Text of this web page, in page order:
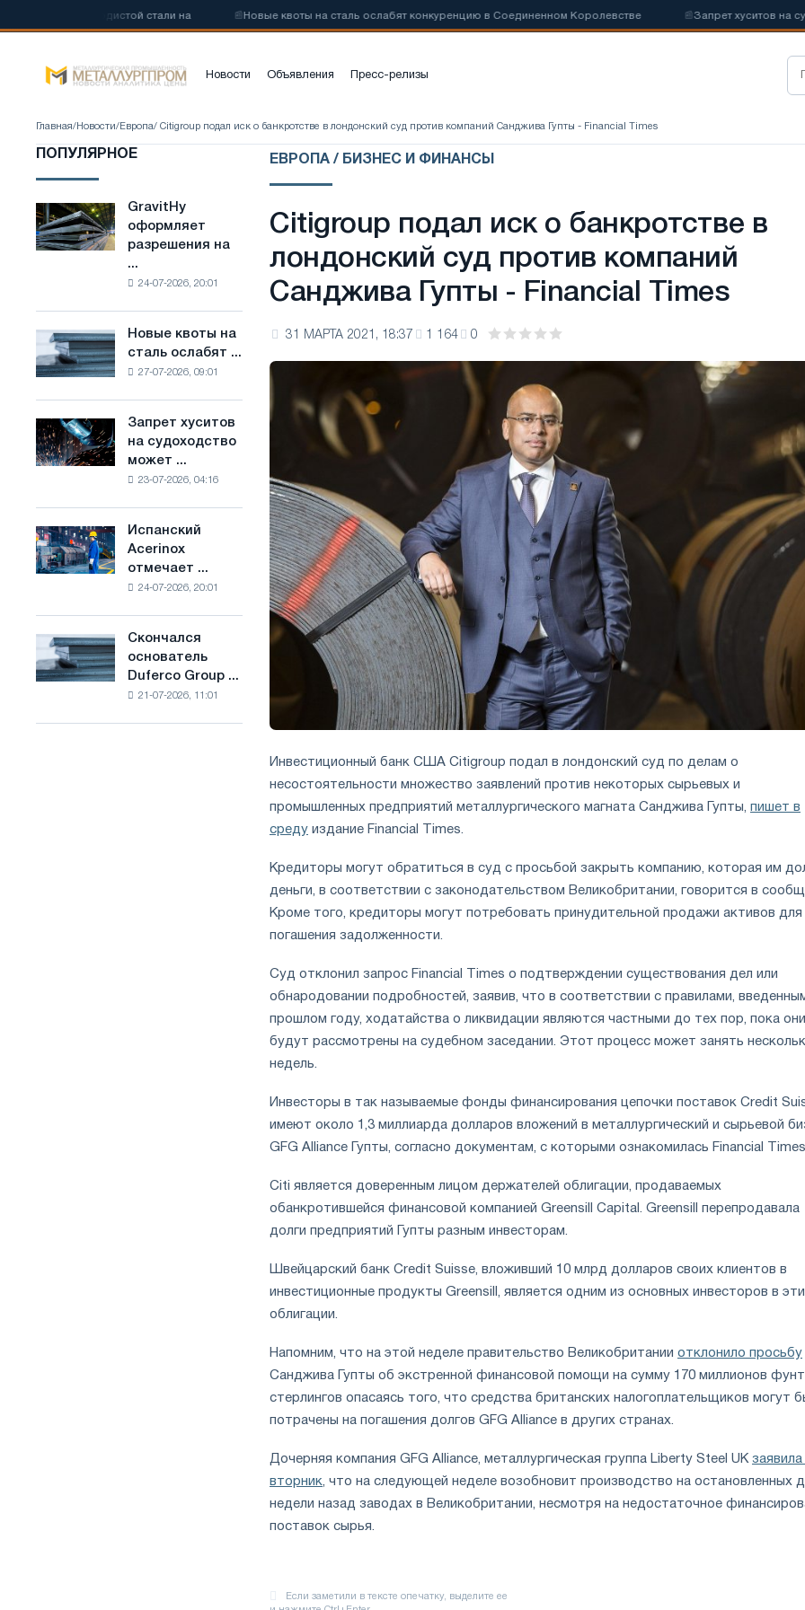
стали на Новые квоты на сталь ослабят конкуренцию в Соединенном Королевстве Запрет хуситов на
Новости Объявления Пресс-релизы
Главная/ Новости/ Европа/ Citigroup подал иск о банкротстве в лондонский суд против компаний Санджива Гупты - Financial Times
ПОПУЛЯРНОЕ
GravitHy
оформляет
разрешения
строительство
производству
низкоуглеродистой
на
основе
водорода
во
GravitHy
оформляет
разрешения на
...
24-07-2026, 20:01
Новые
квоты
на
конкуренцию
в
Новые квоты на
сталь ослабят ...
27-07-2026, 09:01
Запрет
хуситов
на
импорт
Саудовской
Запрет хуситов
на судоходство
может ...
23-07-2026, 04:16
Испанский
Acerinox
отмечает
положительную
втором
полугодии
мерам
Испанский
Acerinox
отмечает ...
24-07-2026, 20:01
Скончался
основатель
Duferco
Скончался
основатель
Duferco Group ...
21-07-2026, 11:01
ЕВРОПА / БИЗНЕС И ФИНАНСЫ
Citigroup подал иск о банкротстве в
лондонский суд против компаний
Санджива Гупты - Financial Times
31 МАРТА 2021, 18:37 1 164 0
Инвестиционный банк США Citigroup подал в лондонский суд по делам о
несостоятельности множество заявлений против некоторых сырьевых и
промышленных предприятий металлургического магната Санджива Гупты, пишет в
среду издание Financial Times.
Кредиторы могут обратиться в суд с просьбой закрыть компанию, которая им
деньги, в соответствии с законодательством Великобритании, говорится в
Кроме того, кредиторы могут потребовать принудительной продажи активов для
погашения задолженности.
Суд отклонил запрос Financial Times о подтверждении существования дел или
обнародовании подробностей, заявив, что в соответствии с правилами,
прошлом году, ходатайства о ликвидации являются частными до тех пор, пока
будут рассмотрены на судебном заседании. Этот процесс может занять
недель.
Инвесторы в так называемые фонды финансирования цепочки поставок Credit
имеют около 1,3 миллиарда долларов вложений в металлургический и сырьевой
GFG Alliance Гупты, согласно документам, с которыми ознакомилась Financial
Citi является доверенным лицом держателей облигации, продаваемых
обанкротившейся финансовой компанией Greensill Capital. Greensill перепродавала
долги предприятий Гупты разным инвесторам.
Швейцарский банк Credit Suisse, вложивший 10 млрд долларов своих клиентов в
инвестиционные продукты Greensill, является одним из основных инвесторов в эти
облигации.
Напомним, что на этой неделе правительство Великобритании отклонило просьбу
Санджива Гупты об экстренной финансовой помощи на сумму 170 миллионов
стерлингов опасаясь того, что средства британских налогоплательщиков могут
потрачены на погашения долгов GFG Alliance в других странах.
Дочерняя компания GFG Alliance, металлургическая группа Liberty Steel UK заявила
вторник, что на следующей неделе возобновит производство на остановленных
недели назад заводах в Великобритании, несмотря на недостаточное
поставок сырья.